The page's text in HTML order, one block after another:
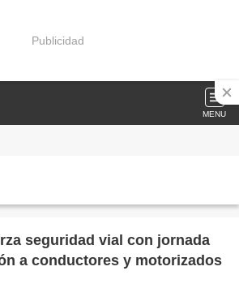
Publicidad
MENU
seguridad vial con jornada
a conductores y motorizados